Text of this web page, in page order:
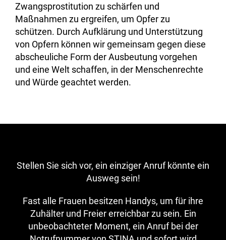
Zwangsprostitution zu schärfen und
Maßnahmen zu ergreifen, um Opfer zu
schützen. Durch Aufklärung und Unterstützung
von Opfern können wir gemeinsam gegen diese
abscheuliche Form der Ausbeutung vorgehen
und eine Welt schaffen, in der Menschenrechte
und Würde geachtet werden.
Stellen Sie sich vor, ein einziger Anruf könnte ein
Ausweg sein!
Fast alle Frauen besitzen Handys, um für ihre
Zuhälter und Freier erreichbar zu sein. Ein
unbeobachteter Moment, ein Anruf bei der